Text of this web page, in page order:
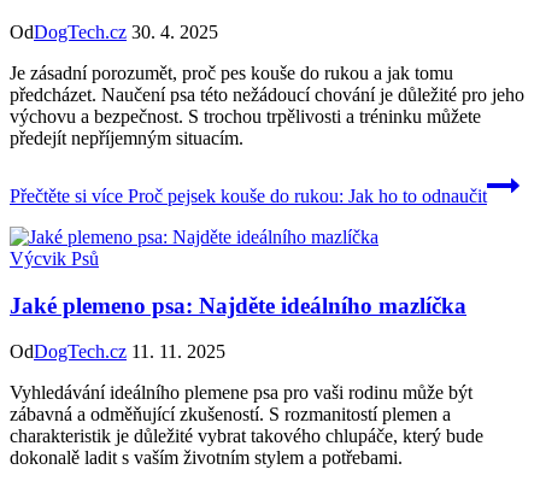
OdDogTech.cz 30. 4. 2025
Je zásadní porozumět, proč pes kouše do rukou a jak tomu
předcházet. Naučení psa této nežádoucí chování je důležité pro jeho
výchovu a bezpečnost. S trochou trpělivosti a tréninku můžete
předejít nepříjemným situacím.
Přečtěte si více Proč pejsek kouše do rukou: Jak ho to odnaučit
Výcvik Psů
Jaké plemeno psa: Najděte ideálního mazlíčka
OdDogTech.cz 11. 11. 2025
Vyhledávání ideálního plemene psa pro vaši rodinu může být
zábavná a odměňující zkušeností. S rozmanitostí plemen a
charakteristik je důležité vybrat takového chlupáče, který bude
dokonalě ladit s vaším životním stylem a potřebami.